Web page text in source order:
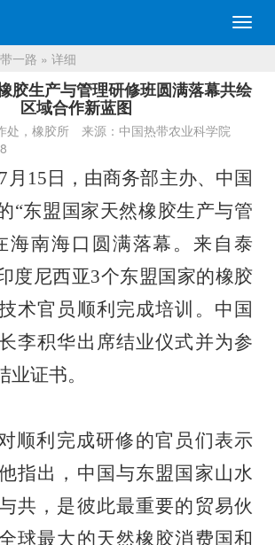
切
换
航
一路 » 详细
胶生产与管理研修班圆满落幕共绘
区域合作新蓝图
处，橡胶所
来源：中国热带农业科学院
7 月 15 日，由商务部主办、 中国
“东盟国家天然橡胶生产与管
海南海口 圆满落幕 。来自泰
度尼西亚3个东盟国家的橡胶
术官员 顺利完成培训 。 中国
李积华出席结业仪式并为参
业证书。
顺利完成研修的官员们表示
指出，中国与东盟国家山水
共，是彼此最重要的贸易伙
球最大的天然橡胶消费国和